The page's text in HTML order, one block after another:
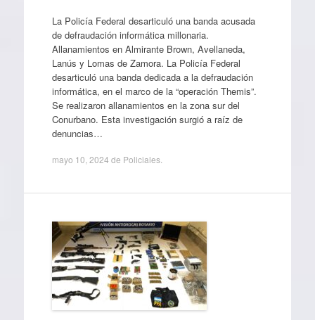
La Policía Federal desarticuló una banda acusada
de defraudación informática millonaria.
Allanamientos en Almirante Brown, Avellaneda,
Lanús y Lomas de Zamora. La Policía Federal
desarticuló una banda dedicada a la defraudación
informática, en el marco de la “operación Themis”.
Se realizaron allanamientos en la zona sur del
Conurbano. Esta investigación surgió a raíz de
denuncias…
mayo 10, 2024 de Policiales.